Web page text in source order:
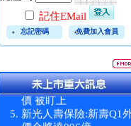
記住EMail
忘記密碼 免費加入會員
前四月大賺
新光人壽保險:五壽險增
97% 衝1,016億元
統一投信:主動式ETF溢
價 被盯上
新光人壽保險:新壽Q1外
價金將達996億